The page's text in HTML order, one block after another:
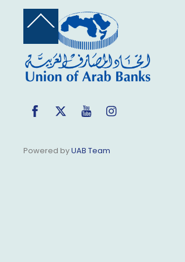
Back
Top
FacebookTwitter YouTube
Powered byUAB Team